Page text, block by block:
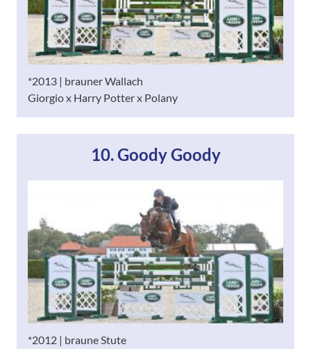
*2013 | brauner Wallach
Giorgio x Harry Potter x Polany
10. Goody Goody
*2012 | braune Stute